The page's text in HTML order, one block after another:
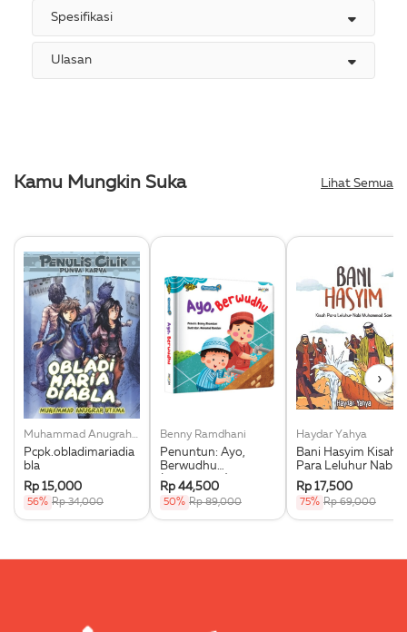
Spesifikasi
Ulasan
Kamu Mungkin Suka Lihat Semua
Muhammad Anugrah Utama
Pcpk.obladimariadia
bla
Rp 15,000
56% Rp 34,000
Benny Ramdhani
Penuntun: Ayo,
Berwudhu
(Boardbook)
Rp 44,500
50% Rp 89,000
Haydar Yahya
Bani Hasyim Kisah
Para Leluhur Nabi
Muhammad Saw.
Rp 17,500
75% Rp 69,000
›